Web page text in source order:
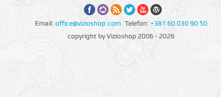
Email: office@vizioshop.com Telefon: +381 60 030 90 50
copyright by Vizioshop 2006 - 2026